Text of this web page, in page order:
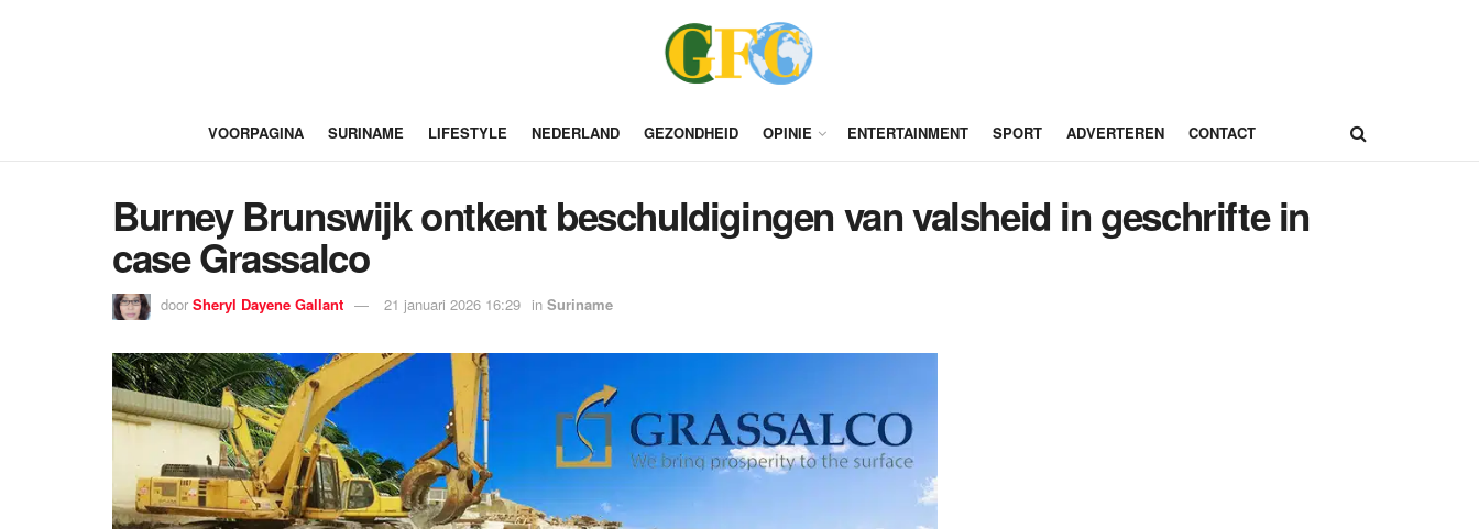
VOORPAGINA SURINAME LIFESTYLE NEDERLAND GEZONDHEID OPINIE ENTERTAINMENT SPORT ADVERTEREN CONTACT
Burney Brunswijk ontkent beschuldigingen van valsheid in geschrifte in
case Grassalco
door Sheryl Dayene Gallant 21 januari 2026 16:29 in Suriname